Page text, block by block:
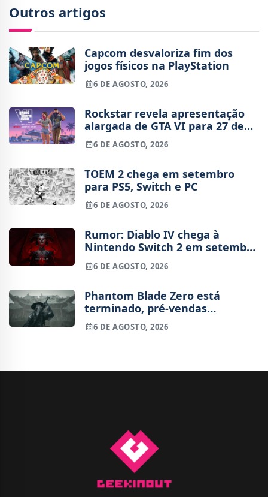
Outros artigos
Capcom desvaloriza fim dos
jogos físicos na PlayStation
6 DE AGOSTO, 2026
Rockstar revela apresentação
alargada de GTA VI para 27 de
agosto
6 DE AGOSTO, 2026
TOEM 2 chega em setembro
para PS5, Switch e PC
6 DE AGOSTO, 2026
Rumor: Diablo IV chega à
Nintendo Switch 2 em setembro
e vai custar o preço de um jogo
novo
6 DE AGOSTO, 2026
Phantom Blade Zero está
terminado, pré-vendas
começam na próxima semana
6 DE AGOSTO, 2026